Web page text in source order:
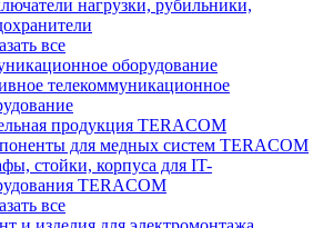
нагрузки, рубильники,
все
оборудование
телекоммуникационное
продукция TERACOM
для медных систем TERACOM
стойки, корпуса для IT-
TERACOM
все